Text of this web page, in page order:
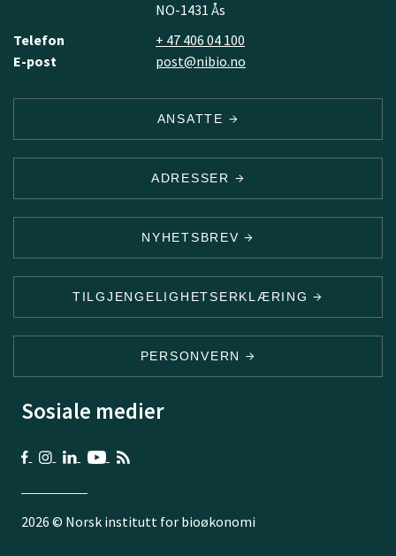
NO-1431 Ås
Telefon
+ 47 406 04 100
E-post
post@nibio.no
ANSATTE
ADRESSER
NYHETSBREV
TILGJENGELIGHETSERKLÆRING
PERSONVERN
Sosiale medier
2026 © Norsk institutt for bioøkonomi